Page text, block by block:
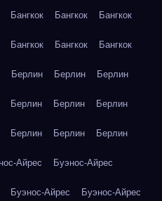
Бангкок Бангкок Бангкок
Бангкок Бангкок Бангкок
Берлин Берлин Берлин
Берлин Берлин Берлин
Берлин Берлин Берлин
Айрес Буэнос-Айрес
Буэнос-Айрес Буэнос-Айрес